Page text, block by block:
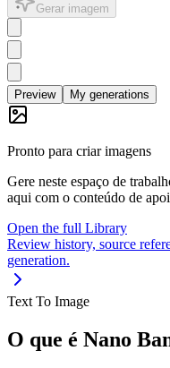
Gerar imagem
Preview My generations
Pronto para criar imagens
Gere neste espaço de
aqui com o conteúdo de
Open the full Library
Review history, source
generation.
Text To Image
O que é Nano